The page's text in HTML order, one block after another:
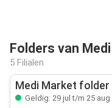
Folders van
5 Filialen
Medi Market folder
Geldig: 29 jul t/m 25 aug